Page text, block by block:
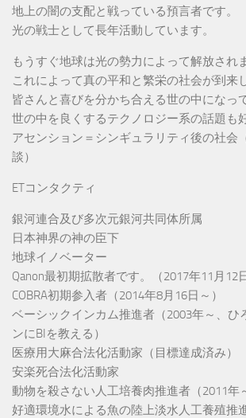
地上の闇の支配と戦っている預言者です。
光の戦士として長年活動しています。
もうすぐ地球は光の勢力によって解放され
これによって真の平和と繁栄の社会が到来
皆さんと喜びを分かち合える世の中になっ
世の中を良くするテクノロジー系の話題も
アセンション＝シンギュラリティ後の社会
談）
ETコンタクティ
銀河連合及び多次元銀河共同体所属
日本神界の神の臣下
地球イノベーター
Qanon最初期拡散者です。（2017年11月12
COBRA初期参入者（2014年8月16日～）
ベーシックインカム推進者（2003年～、ひ
ンにBIを教える）
医療用大麻合法化活動家（目標達成済み）
安楽死合法化活動家
動物を殺さない人工培養肉推進者（2011年
好適環境水による魚の陸上淡水人工養殖推